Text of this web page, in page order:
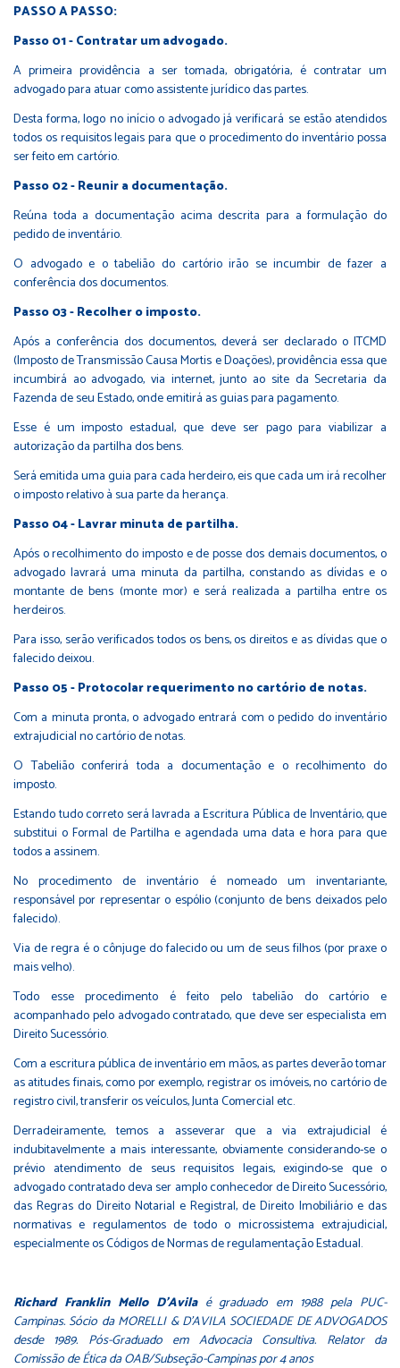
PASSO A PASSO:
Passo 01 - Contratar um advogado.
A primeira providência a ser tomada, obrigatória, é contratar um
advogado para atuar como assistente jurídico das partes.
Desta forma, logo no início o advogado já verificará se estão atendidos
todos os requisitos legais para que o procedimento do inventário possa
ser feito em cartório.
Passo 02 - Reunir a documentação.
Reúna toda a documentação acima descrita para a formulação do
pedido de inventário.
O advogado e o tabelião do cartório irão se incumbir de fazer a
conferência dos documentos.
Passo 03 - Recolher o imposto.
Após a conferência dos documentos, deverá ser declarado o ITCMD
(Imposto de Transmissão Causa Mortis e Doações), providência essa que
incumbirá ao advogado, via internet, junto ao site da Secretaria da
Fazenda de seu Estado, onde emitirá as guias para pagamento.
Esse é um imposto estadual, que deve ser pago para viabilizar a
autorização da partilha dos bens.
Será emitida uma guia para cada herdeiro, eis que cada um irá recolher
o imposto relativo à sua parte da herança.
Passo 04 - Lavrar minuta de partilha.
Após o recolhimento do imposto e de posse dos demais documentos, o
advogado lavrará uma minuta da partilha, constando as dívidas e o
montante de bens (monte mor) e será realizada a partilha entre os
herdeiros.
Para isso, serão verificados todos os bens, os direitos e as dívidas que o
falecido deixou.
Passo 05 - Protocolar requerimento no cartório de notas.
Com a minuta pronta, o advogado entrará com o pedido do inventário
extrajudicial no cartório de notas.
O Tabelião conferirá toda a documentação e o recolhimento do
imposto.
Estando tudo correto será lavrada a Escritura Pública de Inventário, que
substitui o Formal de Partilha e agendada uma data e hora para que
todos a assinem.
No procedimento de inventário é nomeado um inventariante,
responsável por representar o espólio (conjunto de bens deixados pelo
falecido).
Via de regra é o cônjuge do falecido ou um de seus filhos (por praxe o
mais velho).
Todo esse procedimento é feito pelo tabelião do cartório e
acompanhado pelo advogado contratado, que deve ser especialista em
Direito Sucessório.
Com a escritura pública de inventário em mãos, as partes deverão tomar
as atitudes finais, como por exemplo, registrar os imóveis, no cartório de
registro civil, transferir os veículos, Junta Comercial etc.
Derradeiramente, temos a asseverar que a via extrajudicial é
indubitavelmente a mais interessante, obviamente considerando-se o
prévio atendimento de seus requisitos legais, exigindo-se que o
advogado contratado deva ser amplo conhecedor de Direito Sucessório,
das Regras do Direito Notarial e Registral, de Direito Imobiliário e das
normativas e regulamentos de todo o microssistema extrajudicial,
especialmente os Códigos de Normas de regulamentação Estadual.
Richard Franklin Mello D'Avilaé graduado em 1988 pela PUC-
Campinas. Sócio da MORELLI & D'AVILA SOCIEDADE DE ADVOGADOS
desde 1989. Pós-Graduado em Advocacia Consultiva. Relator da
Comissão de Ética da OAB/Subseção-Campinas por 4 anos